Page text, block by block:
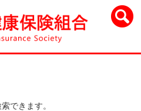
できます。